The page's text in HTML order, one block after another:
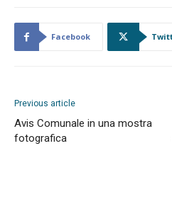
Facebook
Previous article
Avis Comunale in una mostra
fotografica